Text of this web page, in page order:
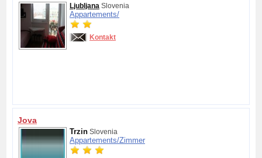
Ljubljana Slovenia
Appartements/
Kontakt
Jova
Trzin Slovenia
Appartements/Zimmer